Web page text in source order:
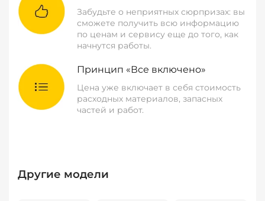
Забудьте о неприятных сюрпризах: вы
сможете получить всю информацию
по ценам и сервису еще до того, как
начнутся работы.
Принцип «Все включено»
Цена уже включает в себя стоимость
расходных материалов, запасных
частей и работ.
Другие модели